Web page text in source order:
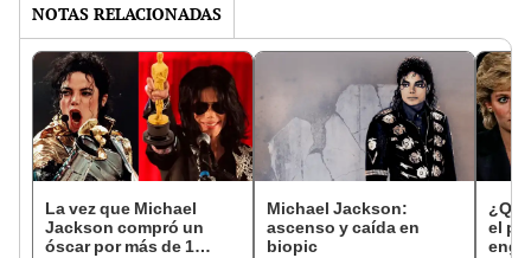
NOTAS RELACIONADAS
La vez que Michael
Jackson compró un
óscar por más de 1
Michael Jackson:
ascenso y caída en
biopic
el